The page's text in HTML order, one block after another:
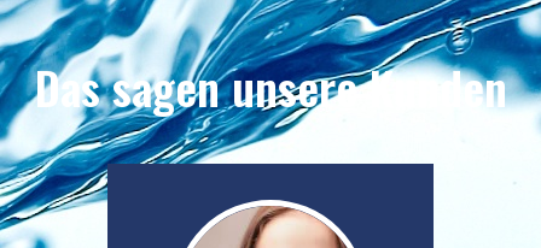
Das sagen unsere Kunden